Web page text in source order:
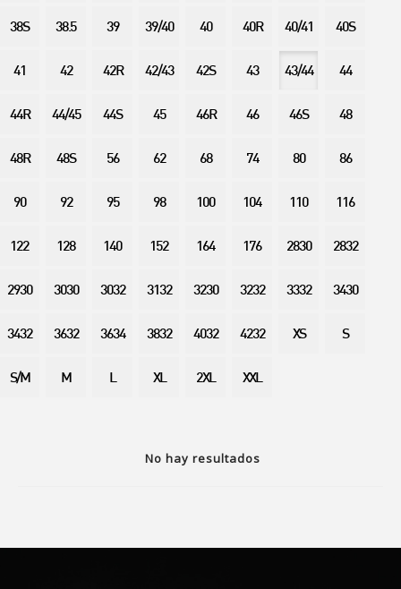
No hay resultados
38S 38.5 39 39/40 40 40R 40/41 40S
41 42 42R 42/43 42S 43 43/44 44
44R 44/45 44S 45 46R 46 46S 48
48R 48S 56 62 68 74 80 86
90 92 95 98 100 104 110 116
122 128 140 152 164 176 2830 2832
2930 3030 3032 3132 3230 3232 3332 3430
3432 3632 3634 3832 4032 4232 XS S
S/M M L XL 2XL XXL